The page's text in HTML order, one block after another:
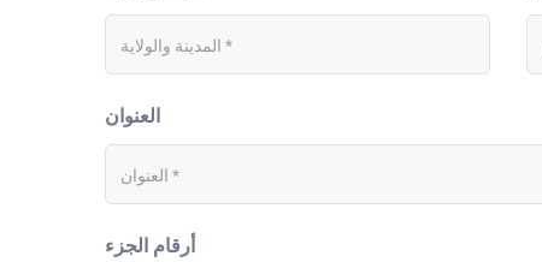
العنوان
أرقام الجزء